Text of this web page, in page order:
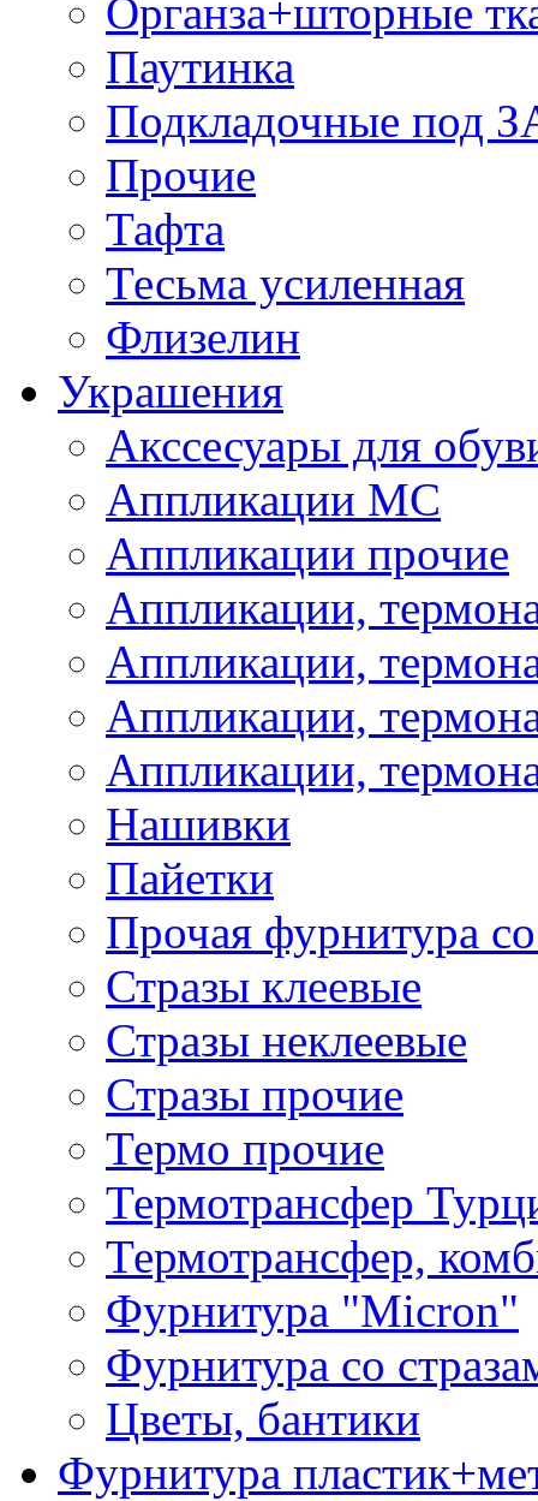
Органза+шторные
Паутинка
Подкладочные под
Прочие
Тафта
Тесьма усиленная
Флизелин
Украшения
Акссесуары для
Аппликации МС
Аппликации прочие
Аппликации,
Аппликации,
Аппликации,
Аппликации,
Нашивки
Пайетки
Прочая фурнитура
Стразы клеевые
Стразы неклеевые
Стразы прочие
Термо прочие
Термотрансфер
Термотрансфер,
Фурнитура "Micron"
Фурнитура со
Цветы, бантики
Фурнитура